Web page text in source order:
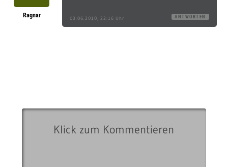
Ragnar 03.06.2010, 22:16 Uhr ANTWORTEN